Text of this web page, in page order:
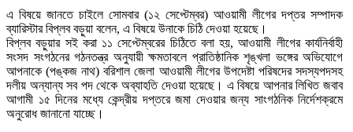
এ বিষয়ে জানতে চাইলে সোমবার (১২ সেপ্টেম্বর) আওয়ামী লীগের দপ্তর সম্পাদক
ব্যারিস্টার বিপ্লব বড়ুয়া বলেন, এ বিষয়ে উনাকে চিঠি দেওয়া হয়েছে।
বিপ্লব বড়ুয়ার সই করা ১১ সেপ্টেম্বরের চিঠিতে বলা হয়, আওয়ামী লীগের কার্যনির্বাহী
সংসদ সংগঠনের গঠনতন্ত্র অনুযায়ী ক্ষমতাবলে প্রাতিষ্ঠানিক শৃঙ্খলা ভঙ্গের অভিযোগে
আপনাকে (পঙ্কজ নাথ) বরিশাল জেলা আওয়ামী লীগের উপদেষ্টা পরিষদের সদস্যপদসহ
দলীয় অন্যান্য সব পদ থেকে অব্যাহতি দেওয়া হয়েছে। এ বিষয়ে আপনার লিখিত জবাব
আগামী ১৫ দিনের মধ্যে কেন্দ্রীয় দপ্তরে জমা দেওয়ার জন্য সাংগঠনিক নির্দেশক্রমে
অনুরোধ জানানো যাচ্ছে।